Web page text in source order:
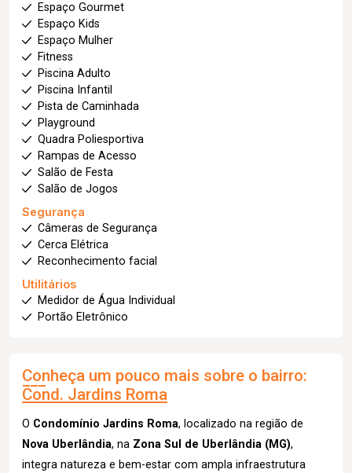
Espaço Gourmet
Espaço Kids
Espaço Mulher
Fitness
Piscina Adulto
Piscina Infantil
Pista de Caminhada
Playground
Quadra Poliesportiva
Rampas de Acesso
Salão de Festa
Salão de Jogos
Segurança
Câmeras de Segurança
Cerca Elétrica
Reconhecimento facial
Utilitários
Medidor de Água Individual
Portão Eletrônico
Conheça um pouco mais sobre o bairro:
Cond. Jardins Roma
O Condomínio Jardins Roma, localizado na região de
Nova Uberlândia, na Zona Sul de Uberlândia (MG),
integra natureza e bem-estar com ampla infraestrutura